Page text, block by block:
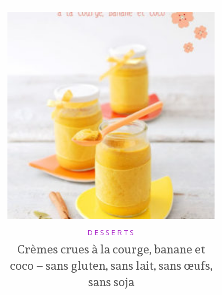
DESSERTS
Crèmes crues à la courge, banane et
coco – sans gluten, sans lait, sans œufs,
sans soja